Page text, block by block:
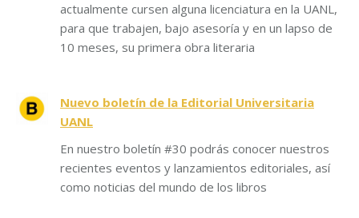
actualmente cursen alguna licenciatura en la UANL,
para que trabajen, bajo asesoría y en un lapso de
10 meses, su primera obra literaria
Nuevo boletín de la Editorial Universitaria
UANL
En nuestro boletín #30 podrás conocer nuestros
recientes eventos y lanzamientos editoriales, así
como noticias del mundo de los libros